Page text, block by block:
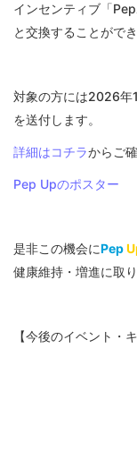
Insurance
Benefits
事業
Checkup
手続
申請
書一
インセンティブ「
と交換することができ
対象の方には2026年
を送付します。
詳細はコチラからご
Pep Upのポスター
是非この機会にPep
健康維持・増進に取
【今後のイベント・